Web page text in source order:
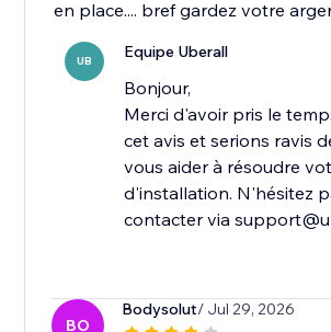
en place.... bref gardez votre
UB Equipe Uberall
Bonjour,
Merci d'avoir pris le
cet avis et serions ravis
vous aider à résoudre
d'installation. N'hésitez
contacter via
BO
Bodysolut/ Jul 29, 2026